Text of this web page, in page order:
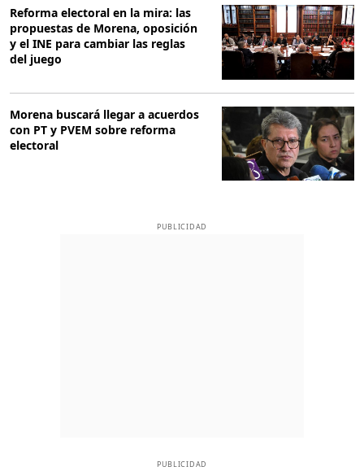
Reforma electoral en la mira: las
propuestas de Morena, oposición
y el INE para cambiar las reglas
del juego
Morena buscará llegar a acuerdos
con PT y PVEM sobre reforma
electoral
PUBLICIDAD
PUBLICIDAD